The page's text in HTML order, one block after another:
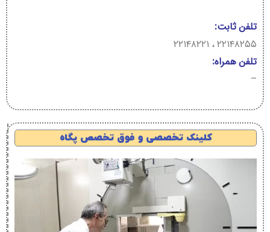
تلفن ثابت:
۲۲۱۴۸۲۵۵ ، ۲۲۱۴۸۲۲۱
تلفن همراه:
–
کلینک تخصصی و فوق تخصص پگاه